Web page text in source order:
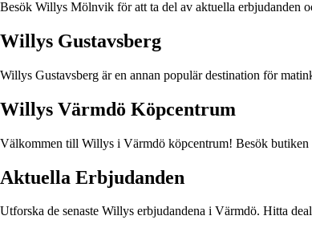
Besök Willys Mölnvik för att ta del av aktuella erbjudanden
Willys Gustavsberg
Willys Gustavsberg är en annan populär destination för
Willys Värmdö Köpcentrum
Välkommen till Willys i Värmdö köpcentrum! Besök
Aktuella Erbjudanden
Utforska de senaste Willys erbjudandena i Värmdö. Hitta